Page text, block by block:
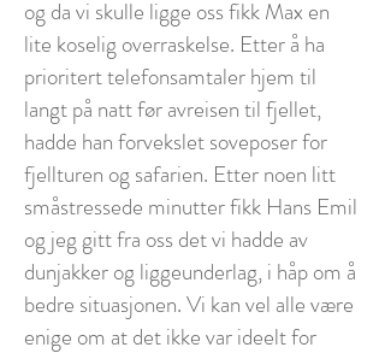
og da vi skulle ligge oss fikk Max en
lite koselig overraskelse. Etter å ha
prioritert telefonsamtaler hjem til
langt på natt før avreisen til fjellet,
hadde han forvekslet soveposer for
fjellturen og safarien. Etter noen litt
småstressede minutter fikk Hans Emil
og jeg gitt fra oss det vi hadde av
dunjakker og liggeunderlag, i håp om å
bedre situasjonen. Vi kan vel alle være
enige om at det ikke var ideelt for